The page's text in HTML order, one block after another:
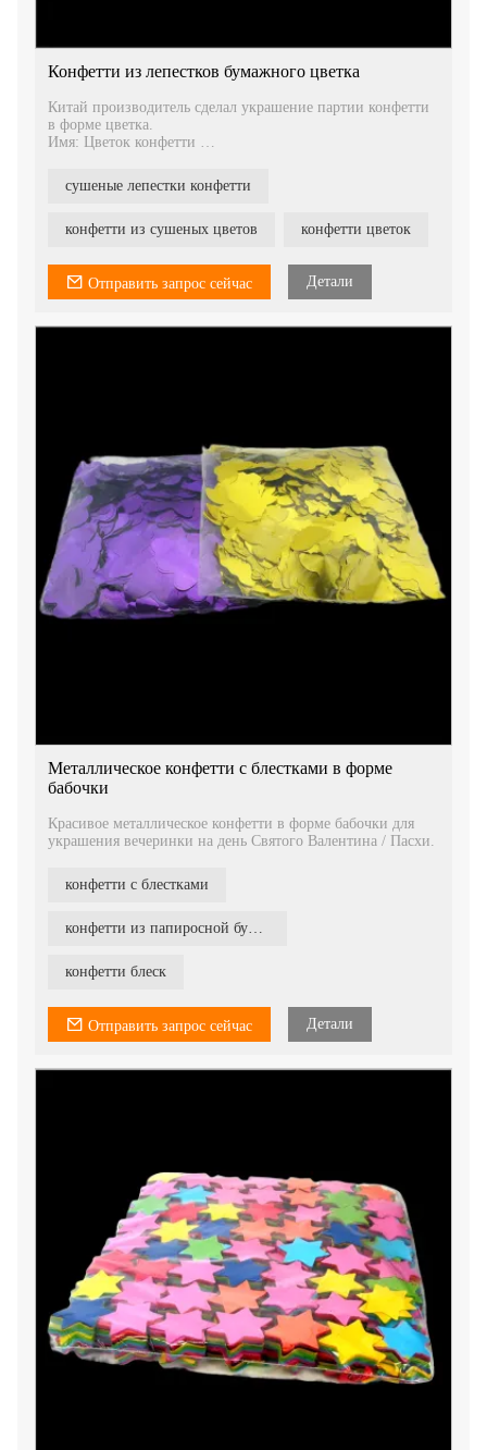
Конфетти из лепестков бумажного цветка
Китай производитель сделал украшение партии конфетти
в форме цветка.
Имя: Цветок конфетти
Упаковка: 10 кг / коробка
Их можно использовать в конфетти-машине.
сушеные лепестки конфетти
конфетти из сушеных цветов конфетти цветок
Отправить запрос сейчас Детали
Металлическое конфетти с блестками в форме
бабочки
Красивое металлическое конфетти в форме бабочки для
украшения вечеринки на день Святого Валентина / Пасхи.
конфетти с блестками
конфетти из папиросной бумаги
конфетти блеск
Отправить запрос сейчас Детали